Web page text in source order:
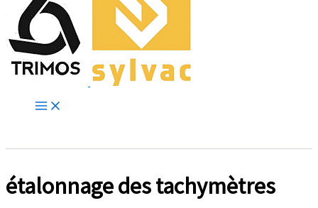
étalonnage des tachymètres